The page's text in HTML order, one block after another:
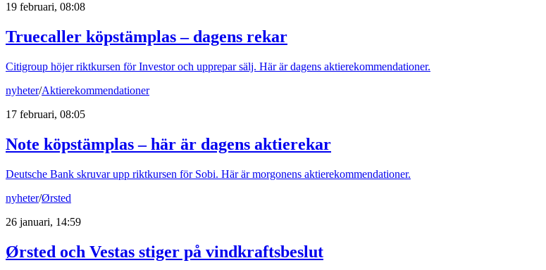
19 februari, 08:08
Truecaller köpstämplas – dagens rekar
Citigroup höjer riktkursen för Investor och upprepar sälj. Här är dagens aktierekommendationer.
nyheter/Aktierekommendationer
17 februari, 08:05
Note köpstämplas – här är dagens aktierekar
Deutsche Bank skruvar upp riktkursen för Sobi. Här är morgonens aktierekommendationer.
nyheter/Ørsted
26 januari, 14:59
Ørsted och Vestas stiger på vindkraftsbeslut